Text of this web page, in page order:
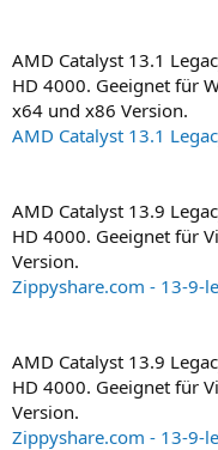
AMD Catalyst 13.1
HD 4000. Geeignet für
x64 und x86 Version.
AMD Catalyst 13.1
AMD Catalyst 13.9
HD 4000. Geeignet für
Version.
Zippyshare.com - 13-9-
AMD Catalyst 13.9
HD 4000. Geeignet für
Version.
Zippyshare.com - 13-9-